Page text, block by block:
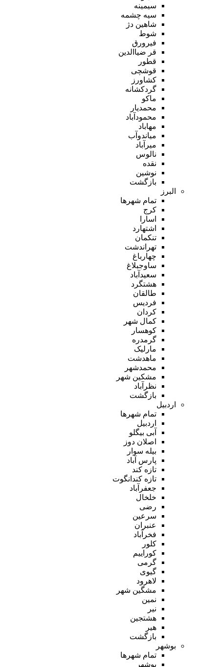
سیمینه
سیه چشمه
شاهین دژ
شوط
فیرورق
قر ضیاالدین
قطور
قوشچی
کشاورز
گردکشانه
ماکو
محمدیار
محمودآباد
مهاباد
میاندوآب
میرآباد
نالوس
نقده
نوشین
بازگشت
البرز
تمام شهر‌ها
کرج
اسارا
اشتهارد
تنکمان
تهراندشت
چهارباغ
ساوجبلاغ
سعیدآباد
هشتگرد
طالقان
فردیس
کردان
کمال شهر
کوهسار
گرمدره
مارلیک
ماهدشت
محمدشهر
مشکین شهر
نظرآباد
بازگشت
اردبیل
تمام شهر‌ها
اردبیل
آبی بیگلو
اصلان دوز
بیله سوار
پارس آباد
تازه کند
تازه کندانگوت
جعفرآباد
خلخال
رضی
سرعین
عنبران
فخرآباد
کلور
کوراییم
گرمی
گیوی
لاهرود
مشگین شهر
نمین
نیر
هشتجین
هیر
بازگشت
بوشهر
تمام شهر‌ها
بوشهر